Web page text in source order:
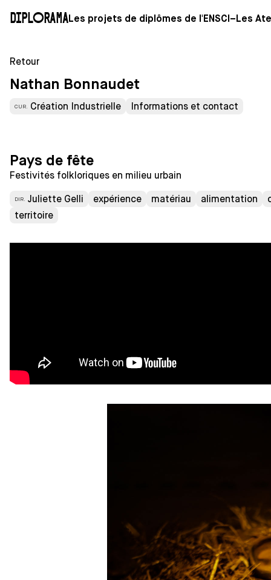
DiploramaLes projets de diplômes de l'ENSCI–Les
Retour
Nathan Bonnaudet
CUR. Création Industrielle Informations et contact
Pays de fête
Festivités folkloriques en milieu urbain
DIR. Juliette Gelli expérience matériau alimentation
territoire